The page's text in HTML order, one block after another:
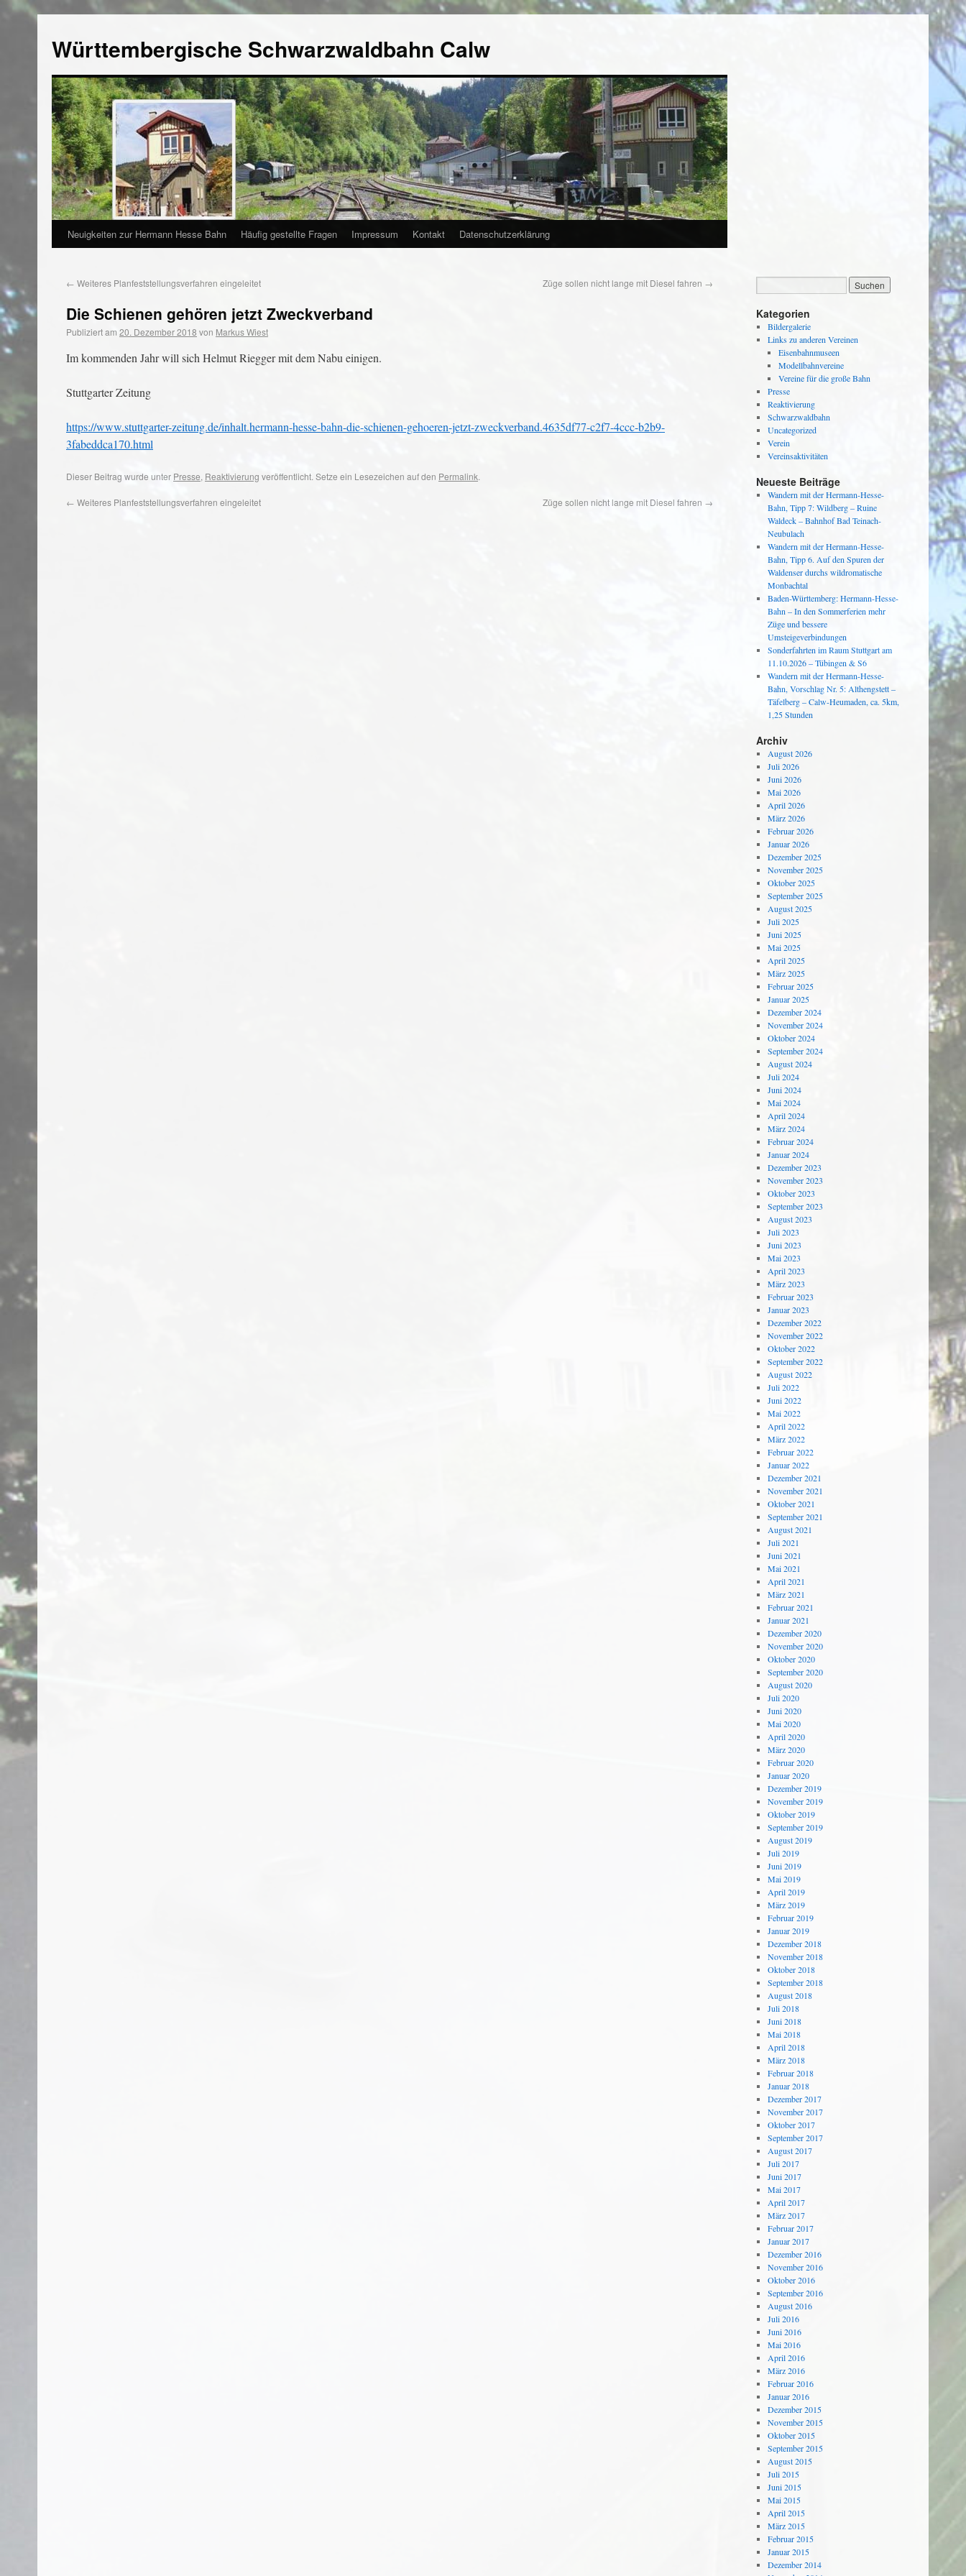
Württembergische Schwarzwaldbahn Calw
Neuigkeiten zur Hermann Hesse Bahn Häufig gestellte Fragen Impressum Kontakt Datenschutzerklärung
← Weiteres Planfeststellungsverfahren eingeleitet Züge sollen nicht lange mit Diesel fahren →
Die Schienen gehören jetzt Zweckverband
Publiziert am 20. Dezember 2018 von Markus Wiest
Im kommenden Jahr will sich Helmut Riegger mit dem Nabu einigen.
Stuttgarter Zeitung
https://www.stuttgarter-zeitung.de/inhalt.hermann-hesse-bahn-die-schienen-gehoeren-jetzt-zweckverband.4635df77-c2f7-4ccc-b2b9-
3fabeddca170.html
Dieser Beitrag wurde unter Presse, Reaktivierung veröffentlicht. Setze ein Lesezeichen auf den Permalink.
← Weiteres Planfeststellungsverfahren eingeleitet Züge sollen nicht lange mit Diesel fahren →
Kategorien
Bildergalerie
Links zu anderen Vereinen
Eisenbahnmuseen
Modellbahnvereine
Vereine für die große Bahn
Presse
Reaktivierung
Schwarzwaldbahn
Uncategorized
Verein
Vereinsaktivitäten
Neueste Beiträge
Wandern mit der Hermann-Hesse-
Bahn, Tipp 7: Wildberg – Ruine
Waldeck – Bahnhof Bad Teinach-
Neubulach
Wandern mit der Hermann-Hesse-
Bahn, Tipp 6. Auf den Spuren der
Waldenser durchs wildromatische
Monbachtal
Baden-Württemberg: Hermann-Hesse-
Bahn – In den Sommerferien mehr
Züge und bessere
Umsteigeverbindungen
Sonderfahrten im Raum Stuttgart am
11.10.2026 – Tübingen & S6
Wandern mit der Hermann-Hesse-
Bahn, Vorschlag Nr. 5: Althengstett –
Täfelberg – Calw-Heumaden, ca. 5km,
1,25 Stunden
Archiv
August 2026
Juli 2026
Juni 2026
Mai 2026
April 2026
März 2026
Februar 2026
Januar 2026
Dezember 2025
November 2025
Oktober 2025
September 2025
August 2025
Juli 2025
Juni 2025
Mai 2025
April 2025
März 2025
Februar 2025
Januar 2025
Dezember 2024
November 2024
Oktober 2024
September 2024
August 2024
Juli 2024
Juni 2024
Mai 2024
April 2024
März 2024
Februar 2024
Januar 2024
Dezember 2023
November 2023
Oktober 2023
September 2023
August 2023
Juli 2023
Juni 2023
Mai 2023
April 2023
März 2023
Februar 2023
Januar 2023
Dezember 2022
November 2022
Oktober 2022
September 2022
August 2022
Juli 2022
Juni 2022
Mai 2022
April 2022
März 2022
Februar 2022
Januar 2022
Dezember 2021
November 2021
Oktober 2021
September 2021
August 2021
Juli 2021
Juni 2021
Mai 2021
April 2021
März 2021
Februar 2021
Januar 2021
Dezember 2020
November 2020
Oktober 2020
September 2020
August 2020
Juli 2020
Juni 2020
Mai 2020
April 2020
März 2020
Februar 2020
Januar 2020
Dezember 2019
November 2019
Oktober 2019
September 2019
August 2019
Juli 2019
Juni 2019
Mai 2019
April 2019
März 2019
Februar 2019
Januar 2019
Dezember 2018
November 2018
Oktober 2018
September 2018
August 2018
Juli 2018
Juni 2018
Mai 2018
April 2018
März 2018
Februar 2018
Januar 2018
Dezember 2017
November 2017
Oktober 2017
September 2017
August 2017
Juli 2017
Juni 2017
Mai 2017
April 2017
März 2017
Februar 2017
Januar 2017
Dezember 2016
November 2016
Oktober 2016
September 2016
August 2016
Juli 2016
Juni 2016
Mai 2016
April 2016
März 2016
Februar 2016
Januar 2016
Dezember 2015
November 2015
Oktober 2015
September 2015
August 2015
Juli 2015
Juni 2015
Mai 2015
April 2015
März 2015
Februar 2015
Januar 2015
Dezember 2014